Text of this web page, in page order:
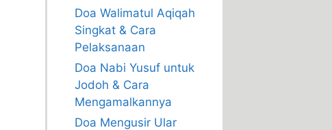
Doa Walimatul Aqiqah
Singkat & Cara
Pelaksanaan
Doa Nabi Yusuf untuk
Jodoh & Cara
Mengamalkannya
Doa Mengusir Ular